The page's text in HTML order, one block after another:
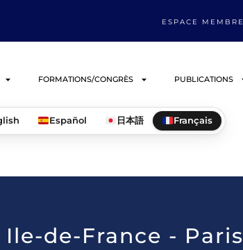
ESPACE MEMBRE
FORMATIONS/CONGRÈS PUBLICATIONS
Español 日本語 Français
de-France - Paris